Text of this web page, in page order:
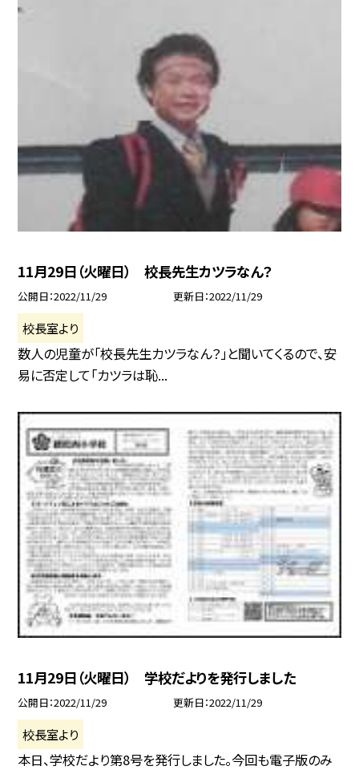
11月29日（火曜日） 校長先生カツラなん？
公開日 2022/11/29 更新日 2022/11/29
校長室より
数人の児童が「校長先生カツラなん？」と聞いてくるので、安
易に否定して「カツラは恥...
11月29日（火曜日） 学校だよりを発行しました
公開日 2022/11/29 更新日 2022/11/29
校長室より
本日、学校だより第8号を発行しました。今回も電子版のみ